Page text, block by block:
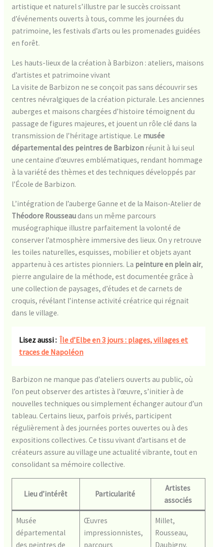
artistique et naturel s’illustre par le succès croissant
d’événements ouverts à tous, comme les journées du
patrimoine, les festivals d’arts ou les promenades guidées
en forêt.
Les hauts-lieux de la création à Barbizon : ateliers, maisons
d’artistes et patrimoine vivant
La visite de Barbizon ne se conçoit pas sans découvrir ses
centres névralgiques de la création picturale. Les anciennes
auberges et maisons chargées d’histoire témoignent du
passage de figures majeures, et jouent un rôle clé dans la
transmission de l’héritage artistique. Le musée
départemental des peintres de Barbizonréunit à lui seul
une centaine d’œuvres emblématiques, rendant hommage
à la variété des thèmes et des techniques développés par
l’École de Barbizon.
L’intégration de l’auberge Ganne et de la Maison-Atelier de
Théodore Rousseaudans un même parcours
muséographique illustre parfaitement la volonté de
conserver l’atmosphère immersive des lieux. On y retrouve
les toiles naturelles, esquisses, mobilier et objets ayant
appartenu à ces artistes pionniers. La peinture en plein air,
pierre angulaire de la méthode, est documentée grâce à
une collection de paysages, d’études et de carnets de
croquis, révélant l’intense activité créatrice qui régnait
dans le village.
Lisez aussi : Île d’Elbe en 3 jours : plages, villages et
traces de Napoléon
Barbizon ne manque pas d’ateliers ouverts au public, où
l’on peut observer des artistes à l’œuvre, s’initier à de
nouvelles techniques ou simplement échanger autour d’un
tableau. Certains lieux, parfois privés, participent
régulièrement à des journées portes ouvertes ou à des
expositions collectives. Ce tissu vivant d’artisans et de
créateurs assure au village une actualité vibrante, tout en
consolidant sa mémoire collective.
Lieu d’intérêt Particularité
Artistes
associés
Musée
départemental
des peintres de
Œuvres
impressionnistes,
parcours
Millet,
Rousseau,
Daubigny,